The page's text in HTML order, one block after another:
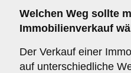
Welchen Weg sollte
Immobilienverkauf
Der Verkauf einer
auf unterschiedliche